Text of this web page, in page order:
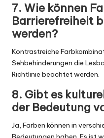
7. Wie können
Barrierefreiheit
werden?
Kontrastreiche
Sehbehinderungen die
Richtlinie beachtet werden.
8. Gibt es
der Bedeutung
Ja, Farben können in